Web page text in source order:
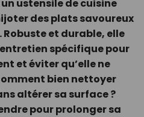
ustensile de cuisine
des plats savoureux
et durable, elle
spécifique pour
et éviter qu’elle ne
bien nettoyer
altérer sa surface ?
pour prolonger sa